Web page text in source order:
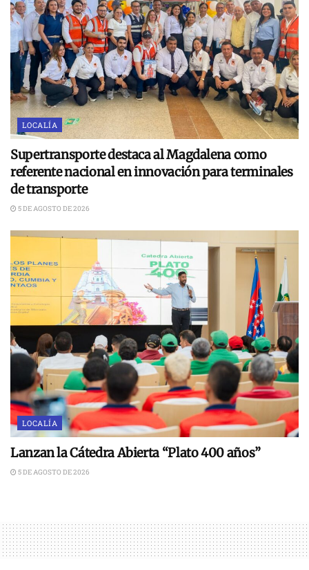
LOCALÍA
Supertransporte destaca al Magdalena como
referente nacional en innovación para terminales
de transporte
5 DE AGOSTO DE 2026
LOCALÍA
Lanzan la Cátedra Abierta “Plato 400 años”
5 DE AGOSTO DE 2026